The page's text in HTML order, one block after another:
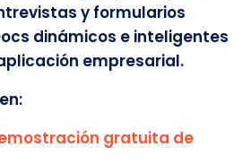
y formularios
dinámicos e inteligentes
empresarial.
gratuita de